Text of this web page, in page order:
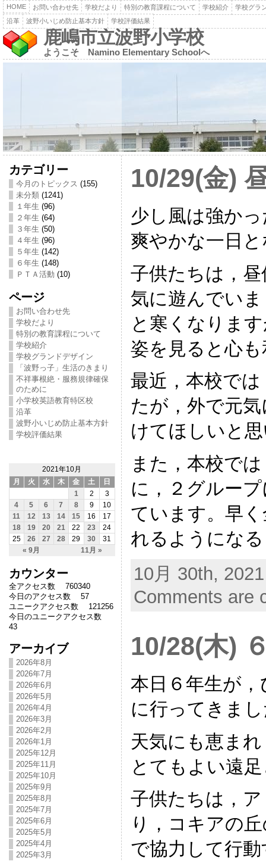
HOME お問い合わせ先 学校だより 特別の教育課程について 学校紹介
学校グラ
沿革
波野小いじめ防止基本方針 学校評価結果
鹿嶋市立波野小学校
ようこそ Namino Elementary Schoolへ
カテゴリー
今月のトピックス (155)
未分類(1241)
１年生 (96)
２年生 (64)
３年生 (50)
４年生 (96)
５年生 (142)
６年生 (148)
ＰＴＡ活動 (10)
ページ
お問い合わせ先
学校だより
特別の教育課程について
学校紹介
学校グランドデザイン
「波野っ子」生活のきまり
不祥事根絶・服務規律確保
のために
小学校英語教育特区校
沿革
波野小いじめ防止基本方針
学校評価結果
2021年10月
月
火 水 木 金 土 日
« 9月 11月 »
1 2
3
4
5 6 7 8 9
10
11
12 13 14 15 16
17
18
19 20 21 22 23
24
25
26 27 28 29 30 31
カウンター
全アクセス数 760340
今日のアクセス数 57
ユニークアクセス数 121256
今日のユニークアクセス数
43
アーカイブ
2026年8月
2026年7月
2026年6月
2026年5月
2026年4月
2026年3月
2026年2月
2026年1月
2025年12月
2025年11月
2025年10月
2025年9月
2025年8月
2025年7月
2025年6月
2025年5月
2025年4月
2025年3月
10/29(金)
少し風は強か
爽やかな一日
子供たちは，
気に遊んでい
と寒くなりま
姿を見ると心
最近，本校で
たが，外で元
けてほしいと
また，本校で
に，２グルー
ています。早
れるようにな
10月 30th,
Comments are
10/28(木)
本日６年生が
に行ってきま
天気にも恵ま
とてもよい遠
子供たちは，
り，コキアの
で協力して行